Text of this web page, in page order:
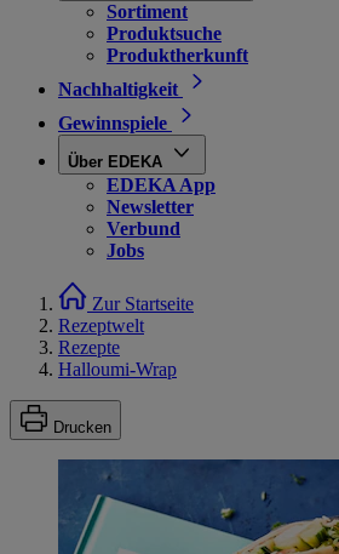
Sortiment
Produktsuche
Produktherkunft
Nachhaltigkeit
Gewinnspiele
Über EDEKA
EDEKA App
Newsletter
Verbund
Jobs
Zur Startseite
Rezeptwelt
Rezepte
Halloumi-Wrap
Drucken